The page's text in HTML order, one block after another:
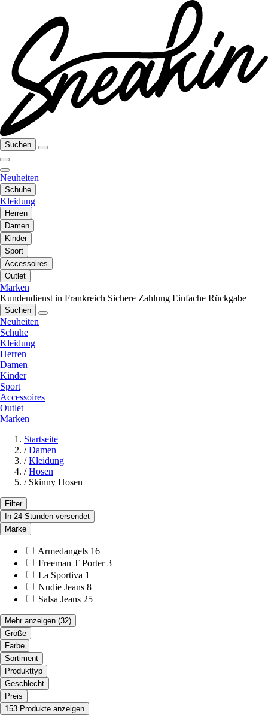
Suchen
Neuheiten
Schuhe
Kleidung
Herren
Damen
Kinder
Sport
Accessoires
Outlet
Marken
Kundendienst in Frankreich Sichere Zahlung Einfache Rückgabe
Suchen
Neuheiten
Schuhe
Kleidung
Herren
Damen
Kinder
Sport
Accessoires
Outlet
Marken
Startseite
/ Damen
/ Kleidung
/ Hosen
/ Skinny Hosen
Filter
In 24 Stunden versendet
Marke
Armedangels 16
Freeman T Porter 3
La Sportiva 1
Nudie Jeans 8
Salsa Jeans 25
Mehr anzeigen (32)
Größe
Farbe
Sortiment
Produkttyp
Geschlecht
Preis
153 Produkte anzeigen